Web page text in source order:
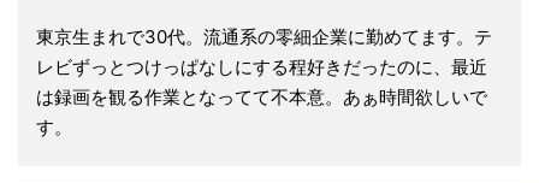
東京生まれで30代。流通系の零細企業に勤めてます。テ
レビずっとつけっぱなしにする程好きだったのに、最近
は録画を観る作業となってて不本意。あぁ時間欲しいで
す。